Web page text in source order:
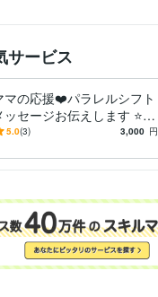
セージ」
い。
まして
❤️
たら
お手続きを
サービス
マの応援❤️パラレルシフト
ッセージお伝えします ⭐️タ
ット・オラクルカード⭐️子
5.0(3) 3,000 円